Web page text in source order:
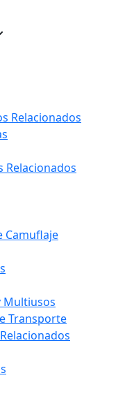
Relacionados
Relacionados
Camuflaje
Multiusos
Transporte